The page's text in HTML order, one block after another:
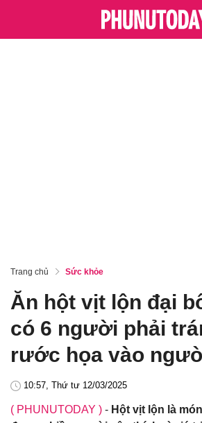
Trang chủ Sức khỏe
Ăn hột vịt lộn đại
có 6 người phải
rước họa vào
10:57, Thứ tư 12/03/2025
( PHUNUTODAY ) - Hột vịt lộn là